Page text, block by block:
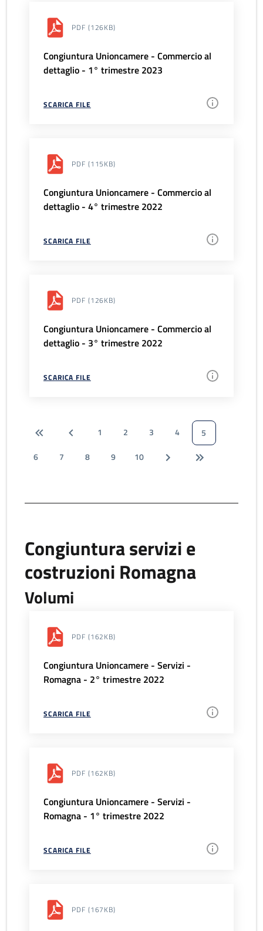
PDF (126KB)
Congiuntura Unioncamere - Commercio al
dettaglio - 1° trimestre 2023
SCARICA FILE
PDF (115KB)
Congiuntura Unioncamere - Commercio al
dettaglio - 4° trimestre 2022
SCARICA FILE
PDF (126KB)
Congiuntura Unioncamere - Commercio al
dettaglio - 3° trimestre 2022
SCARICA FILE
1 2 3 4
5
6
7 8 9 10
Congiuntura servizi e
costruzioni Romagna
Volumi
PDF (162KB)
Congiuntura Unioncamere - Servizi -
Romagna - 2° trimestre 2022
SCARICA FILE
PDF (162KB)
Congiuntura Unioncamere - Servizi -
Romagna - 1° trimestre 2022
SCARICA FILE
PDF (167KB)